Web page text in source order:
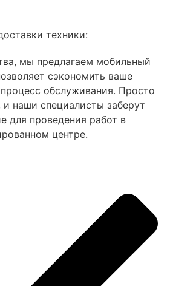
техники:
мы предлагаем мобильный
сэкономить ваше
обслуживания. Просто
наши специалисты заберут
для проведения работ в
центре.